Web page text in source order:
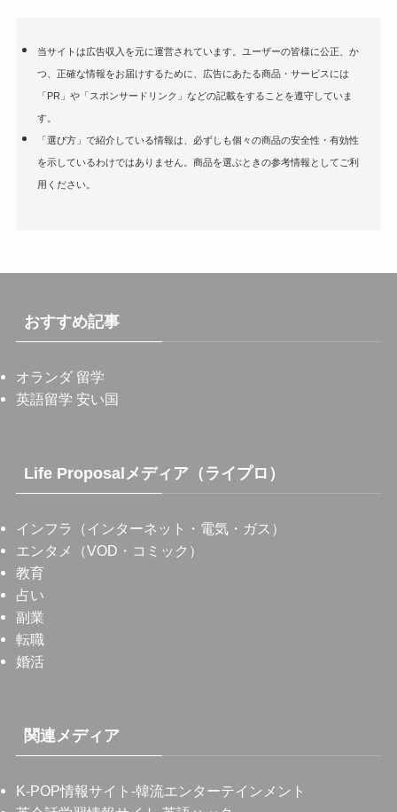
当サイトは広告収入を元に運営されています。ユーザーの皆様に公正、か
つ、正確な情報をお届けするために、広告にあたる商品・サービスには
「PR」や「スポンサードリンク」などの記載をすることを遵守していま
す。
「選び方」で紹介している情報は、必ずしも個々の商品の安全性・有効性
を示しているわけではありません。商品を選ぶときの参考情報としてご利
用ください。
おすすめ記事
オランダ 留学
英語留学 安い国
Life Proposalメディア（ライプロ）
インフラ（インターネット・電気・ガス）
エンタメ（VOD・コミック）
教育
占い
副業
転職
婚活
関連メディア
K-POP情報サイト -韓流エンターテインメント